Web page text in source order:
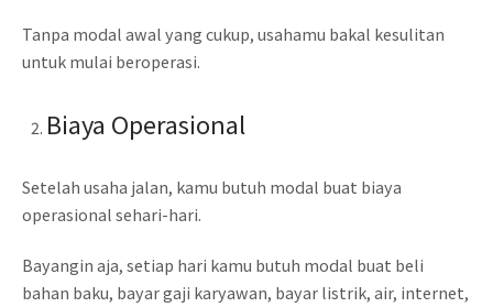
Tanpa modal awal yang cukup, usahamu bakal kesulitan
untuk mulai beroperasi.
Biaya Operasional
Setelah usaha jalan, kamu butuh modal buat biaya
operasional sehari-hari.
Bayangin aja, setiap hari kamu butuh modal buat beli
bahan baku, bayar gaji karyawan, bayar listrik, air, internet,